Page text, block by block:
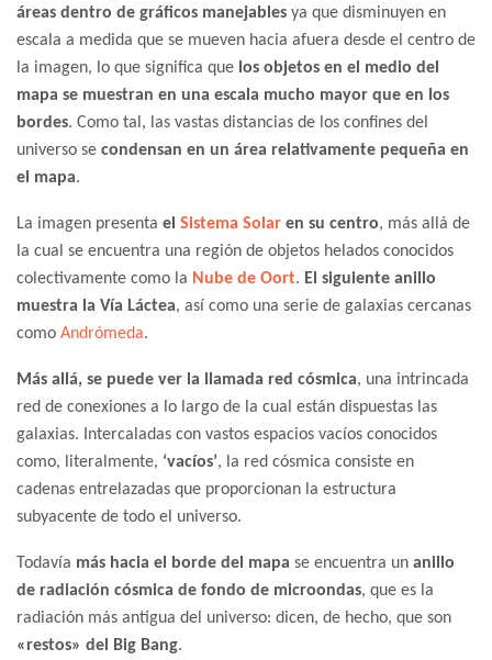
áreas dentro de gráficos manejables ya que disminuyen en
escala a medida que se mueven hacia afuera desde el centro de
la imagen, lo que significa que los objetos en el medio del
mapa se muestran en una escala mucho mayor que en los
bordes. Como tal, las vastas distancias de los confines del
universo se condensan en un área relativamente pequeña en
el mapa.
La imagen presenta el Sistema Solar en su centro, más allá de
la cual se encuentra una región de objetos helados conocidos
colectivamente como la Nube de Oort. El siguiente anillo
muestra la Vía Láctea, así como una serie de galaxias cercanas
como Andrómeda.
Más allá, se puede ver la llamada red cósmica, una intrincada
red de conexiones a lo largo de la cual están dispuestas las
galaxias. Intercaladas con vastos espacios vacíos conocidos
como, literalmente, ‘vacíos’, la red cósmica consiste en
cadenas entrelazadas que proporcionan la estructura
subyacente de todo el universo.
Todavía más hacia el borde del mapa se encuentra un anillo
de radiación cósmica de fondo de microondas, que es la
radiación más antigua del universo: dicen, de hecho, que son
«restos» del Big Bang.